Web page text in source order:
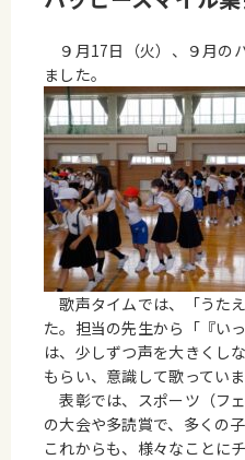
９月17日（火）、９月の
ました。
歌声タイムでは、「うた
た。担当の先生から「『い
は、少しずつ声を大きくし
もらい、意識して歌っていま
表彰では、スポーツ（フ
の大会や多読賞で、多くの
これからも、様々なことに